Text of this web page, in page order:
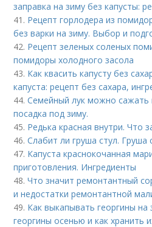
заправка на зиму без капусты:
41. Рецепт горлодера из
без варки на зиму. Выбор и
42. Рецепт зеленых соленых
помидоры холодного засола
43. Как квасить капусту без
капуста: рецепт без сахара,
44.Семейный лук можно сажать
посадка под зиму.
45. Редька красная внутри. Что
46.Слабит ли груша стул. Груша
47. Капуста краснокочанная
приготовления. Ингредиенты
48.Что значит ремонтантный
и недостатки ремонтантной
49. Как выкапывать георгины
георгины осенью и как хранить